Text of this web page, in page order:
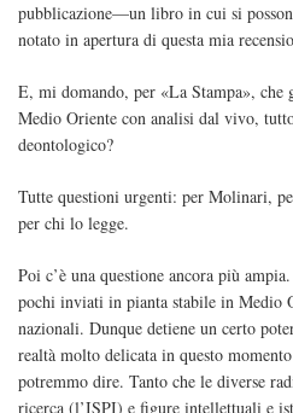
pubblicazione—un libro in cui si
notato in apertura di questa mia
E, mi domando, per «La Stampa», che
Medio Oriente con analisi dal vivo,
deontologico?
Tutte questioni urgenti: per Molinari,
per chi lo legge.
Poi c’è una questione ancora più
pochi inviati in pianta stabile in Medio
nazionali. Dunque detiene un certo
realtà molto delicata in questo
potremmo dire. Tanto che le diverse
ricerca (l’ISPI) e figure intellettuali e